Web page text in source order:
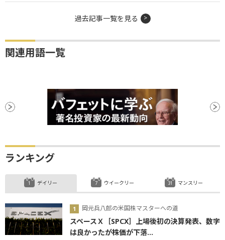
過去記事一覧を見る
関連用語一覧
ランキング
デイリー
岡元兵八郎の米国株マスターへの道
スペースＸ［SPCX］上場後初の決算発表、数字
は良かったが株価が下落...
ウイークリー マンスリー